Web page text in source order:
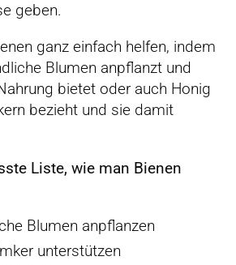
geben.
ganz einfach helfen, indem
Blumen anpflanzt und
bietet oder auch Honig
bezieht und sie damit
Liste, wie man Bienen
Blumen anpflanzen
unterstützen